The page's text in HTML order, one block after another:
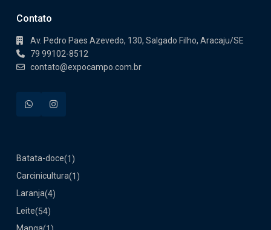
Contato
Av. Pedro Paes Azevedo, 130, Salgado Filho, Aracaju/SE
79 99102-8512
contato@expocampo.com.br
Batata-doce(1)
Carcinicultura(1)
Laranja(4)
Leite(54)